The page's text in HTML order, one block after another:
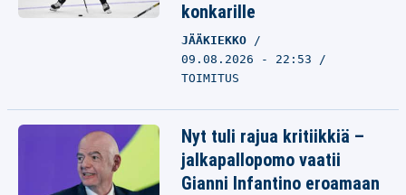
konkarille
JÄÄKIEKKO
09.08.2026 - 22:53
TOIMITUS
Nyt tuli rajua kritiikkiä –
jalkapallopomo vaatii
Gianni Infantino eroamaan